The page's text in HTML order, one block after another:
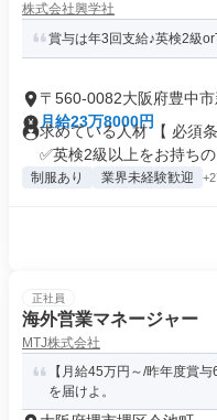
株式会社興学社
賞与は年3回支給♪英検2級
〒560-0082大阪府豊中
月給23万8000円
求めている人材 【 必須
✅英検2級以上をお持ちの
制服あり 業界未経験歓迎
正社員
海外営業マネージャー
MTJ株式会社
【月給45万円～/昨年度賞
を届けよ。